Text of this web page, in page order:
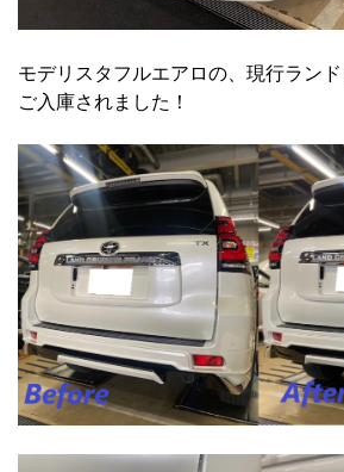
モデリスタフルエアロの、現行ラン
ご入庫されました！